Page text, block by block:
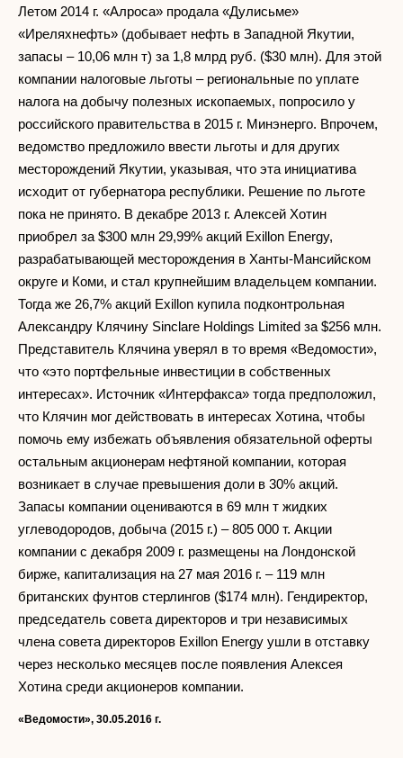
Летом 2014 г. «Алроса» продала «Дулисьме»
«Иреляхнефть» (добывает нефть в Западной Якутии,
запасы – 10,06 млн т) за 1,8 млрд руб. ($30 млн). Для этой
компании налоговые льготы – региональные по уплате
налога на добычу полезных ископаемых, попросило у
российского правительства в 2015 г. Минэнерго. Впрочем,
ведомство предложило ввести льготы и для других
месторождений Якутии, указывая, что эта инициатива
исходит от губернатора республики. Решение по льготе
пока не принято. В декабре 2013 г. Алексей Хотин
приобрел за $300 млн 29,99% акций Exillon Energy,
разрабатывающей месторождения в Ханты-Мансийском
округе и Коми, и стал крупнейшим владельцем компании.
Тогда же 26,7% акций Exillon купила подконтрольная
Александру Клячину Sinclare Holdings Limited за $256 млн.
Представитель Клячина уверял в то время «Ведомости»,
что «это портфельные инвестиции в собственных
интересах». Источник «Интерфакса» тогда предположил,
что Клячин мог действовать в интересах Хотина, чтобы
помочь ему избежать объявления обязательной оферты
остальным акционерам нефтяной компании, которая
возникает в случае превышения доли в 30% акций.
Запасы компании оцениваются в 69 млн т жидких
углеводородов, добыча (2015 г.) – 805 000 т. Акции
компании с декабря 2009 г. размещены на Лондонской
бирже, капитализация на 27 мая 2016 г. – 119 млн
британских фунтов стерлингов ($174 млн). Гендиректор,
председатель совета директоров и три независимых
члена совета директоров Exillon Energy ушли в отставку
через несколько месяцев после появления Алексея
Хотина среди акционеров компании.
«Ведомости», 30.05.2016 г.